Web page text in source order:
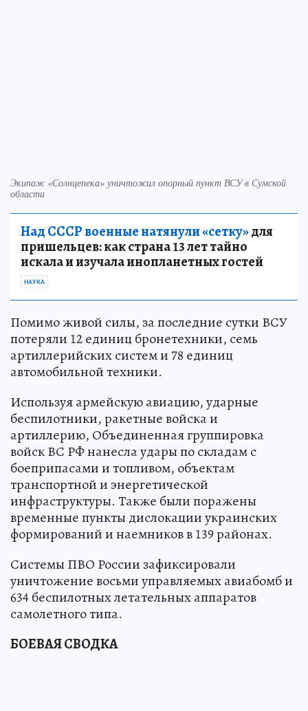
Экипаж «Солнцепека» уничтожил опорный пункт ВСУ в Сумской
области
Над СССР военные натянули «сетку»для
пришельцев: как страна 13 лет тайно
искала и изучала инопланетных гостей
НАУКА
Помимо живой силы, за последние сутки ВСУ
потеряли 12 единиц бронетехники, семь
артиллерийских систем и 78 единиц
автомобильной техники.
Используя армейскую авиацию, ударные
беспилотники, ракетные войска и
артиллерию, Объединенная группировка
войск ВС РФ нанесла удары по складам с
боеприпасами и топливом, объектам
транспортной и энергетической
инфраструктуры. Также были поражены
временные пункты дислокации украинских
формирований и наемников в 139 районах.
Системы ПВО России зафиксировали
уничтожение восьми управляемых авиабомб и
634 беспилотных летательных аппаратов
самолетного типа.
БОЕВАЯ СВОДКА